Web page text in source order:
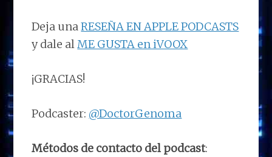
Deja unaRESEÑA EN APPLE PODCASTS
y dale alME GUSTA en iVOOX
¡GRACIAS!
Podcaster: @DoctorGenoma
Métodos de contacto del podcast: